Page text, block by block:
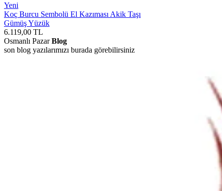
Yeni
Koç Burcu Sembolü El Kazıması Akik Taşı
Gümüş Yüzük
6.119,00 TL
Osmanlı PazarBlog
son blog yazılarımızı burada görebilirsiniz